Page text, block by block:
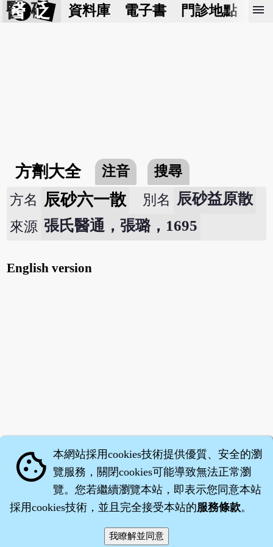
醫 砭 資料庫 電子書 門診地點 預
menu
方劑大全 注音
搜尋
方名 辰砂六一散 別名 辰砂益原散
來源 張氏醫通，張璐，1695
English version
‧沈藥子©2008～2026
cookie 本網站採用cookies技術提供優質、安全的瀏
覽服務，關閉cookies可能導致無法正常瀏
覽。您若繼續瀏覽本站，即表示您同意本站
採用cookies技術，並且完全接受本站的服務條款。